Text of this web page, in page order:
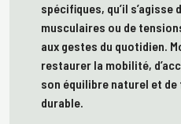
spécifiques, qu’il
musculaires ou de
aux gestes du quotidien.
restaurer la mobilité,
son équilibre naturel et
durable.